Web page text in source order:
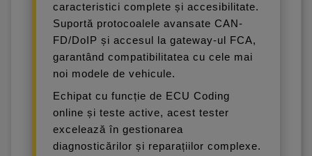
caracteristici complete și accesibilitate.
Suportă protocoalele avansate CAN-
FD/DoIP și accesul la gateway-ul FCA,
garantând compatibilitatea cu cele mai
noi modele de vehicule.
Echipat cu funcție de ECU Coding
online și teste active, acest tester
excelează în gestionarea
diagnosticărilor și reparațiilor complexe.